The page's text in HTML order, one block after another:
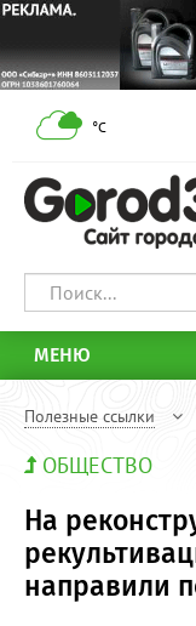
°С
МЕНЮ
Полезные ссылки
ОБЩЕСТВО
На
направили